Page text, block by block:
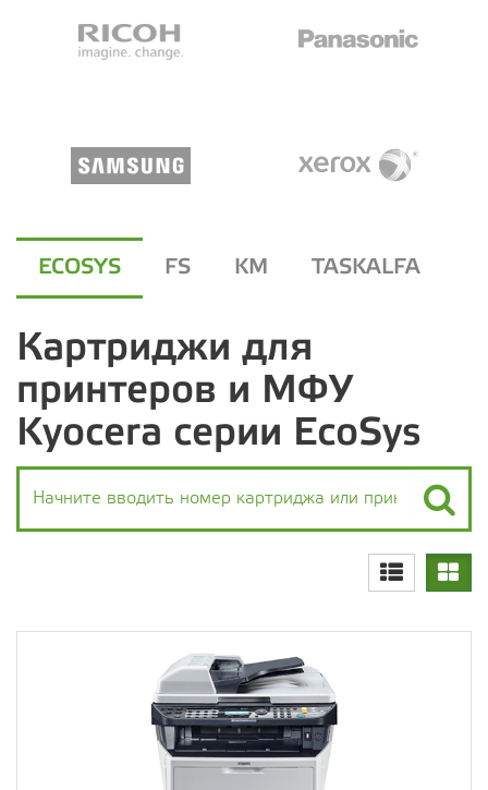
ECOSYS FS KM TASKALFA
Картриджи для
принтеров и МФУ
Kyocera серии EcoSys